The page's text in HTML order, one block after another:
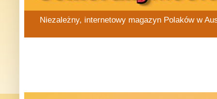
Niezależny, internetowy magazyn Polaków w